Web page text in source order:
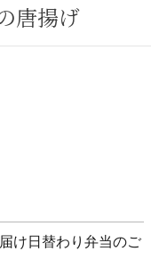
唐揚げ
け日替わり弁当のご